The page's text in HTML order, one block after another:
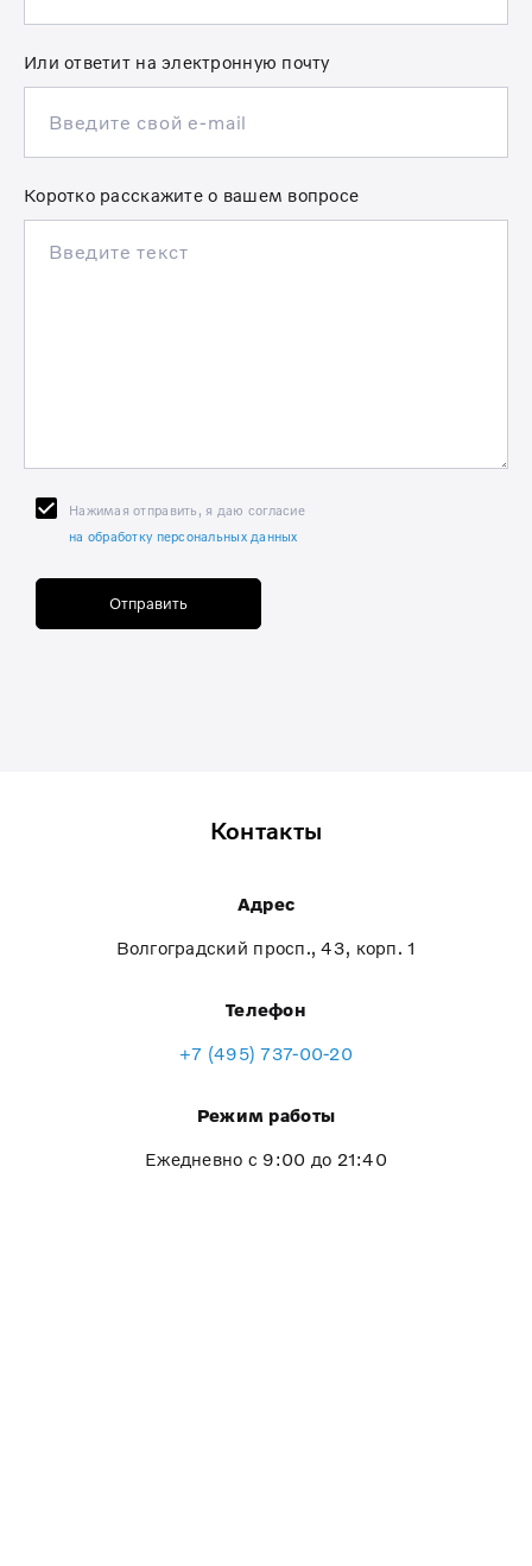
Или ответит на электронную почту
Коротко расскажите о вашем вопросе
Нажимая отправить, я даю согласие
на обработку персональных данных
Отправить
Контакты
Адрес
Волгоградский просп., 43, корп. 1
Телефон
+7 (495) 737-00-20
Режим работы
Ежедневно с 9:00 до 21:40